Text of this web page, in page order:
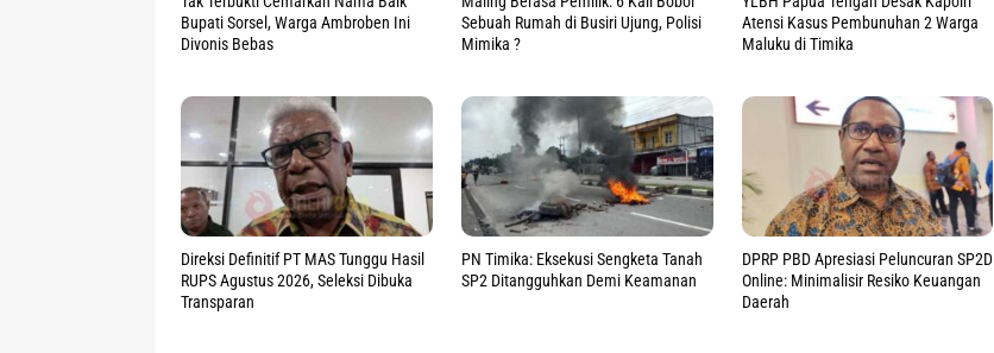
Bupati Sorsel, Warga Ambroben Ini
Divonis Bebas
Sebuah Rumah di Busiri Ujung, Polisi
Mimika ?
Atensi Kasus Pembunuhan 2 Warga
Maluku di Timika
Direksi Definitif PT MAS Tunggu Hasil
RUPS Agustus 2026, Seleksi Dibuka
Transparan
PN Timika: Eksekusi Sengketa Tanah
SP2 Ditangguhkan Demi Keamanan
DPRP PBD Apresiasi Peluncuran SP2D
Online: Minimalisir Resiko Keuangan
Daerah